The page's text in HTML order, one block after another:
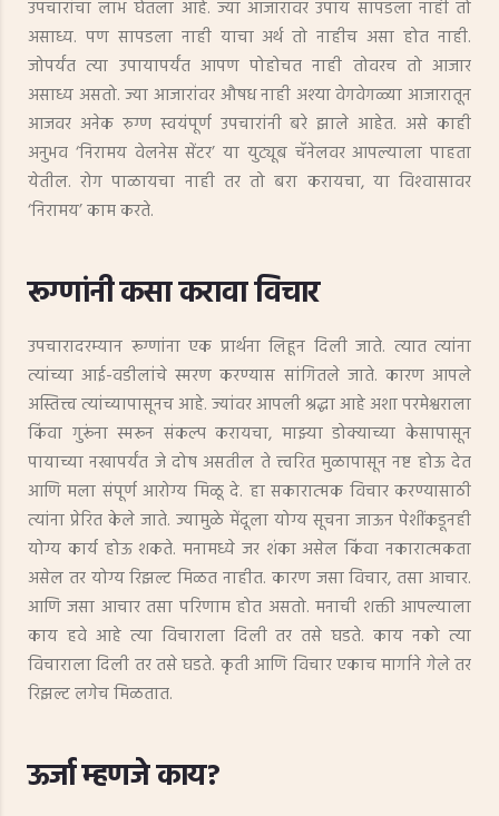
उपचारांचा लाभ घेतला आहे. ज्या आजारावर उपाय सापडला नाही तो
असाध्य. पण सापडला नाही याचा अर्थ तो नाहीच असा होत नाही.
जोपर्यंत त्या उपायापर्यंत आपण पोहोचत नाही तोवरच तो आजार
असाध्य असतो. ज्या आजारांवर औषध नाही अश्या वेगवेगळ्या आजारातून
आजवर अनेक रुग्ण स्वयंपूर्ण उपचारांनी बरे झाले आहेत. असे काही
अनुभव ‘निरामय वेलनेस सेंटर’ या युट्यूब चॅनेलवर आपल्याला पाहता
येतील. रोग पाळायचा नाही तर तो बरा करायचा, या विश्‍वासावर
‘निरामय’ काम करते.
रूग्णांनी कसा करावा विचार
उपचारादरम्यान रूग्णांना एक प्रार्थना लिहून दिली जाते. त्यात त्यांना
त्यांच्या आई-वडीलांचे स्मरण करण्यास सांगितले जाते. कारण आपले
अस्तित्त्व त्यांच्यापासूनच आहे. ज्यांवर आपली श्रद्धा आहे अशा परमेश्वराला
किंवा गुरूंना स्मरून संकल्प करायचा, माझ्या डोक्याच्या केसापासून
पायाच्या नखापर्यंत जे दोष असतील ते त्त्वरित मुळापासून नष्ट होऊ देत
आणि मला संपूर्ण आरोग्य मिळू दे. हा सकारात्मक विचार करण्यासाठी
त्यांना प्रेरित केले जाते. ज्यामुळे मेंदूला योग्य सूचना जाऊन पेशींकडूनही
योग्य कार्य होऊ शकते. मनामध्ये जर शंका असेल किंवा नकारात्मकता
असेल तर योग्य रिझल्ट मिळत नाहीत. कारण जसा विचार, तसा आचार.
आणि जसा आचार तसा परिणाम होत असतो. मनाची शक्ती आपल्याला
काय हवे आहे त्या विचाराला दिली तर तसे घडते. काय नको त्या
विचाराला दिली तर तसे घडते. कृती आणि विचार एकाच मार्गाने गेले तर
रिझल्ट लगेच मिळतात.
ऊर्जा म्हणजे काय?